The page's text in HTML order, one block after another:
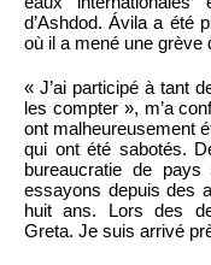
d’Ashdod. Ávila a été
où il a mené une grève
« J’ai participé à tant
les compter », m’a
ont malheureusement
qui ont été sabotés.
bureaucratie de
essayons depuis des
huit ans. Lors des
Greta. Je suis arrivé